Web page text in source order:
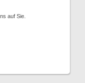
auf Sie.